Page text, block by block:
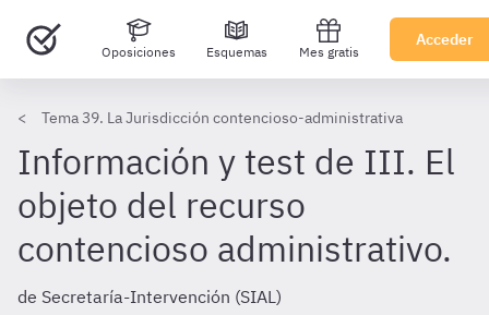
Oposiciones Esquemas Mes gratis
Acceder
Tema 39. La Jurisdicción contencioso-administrativa
Información y test de III. El
objeto del recurso
contencioso administrativo.
de Secretaría-Intervención (SIAL)